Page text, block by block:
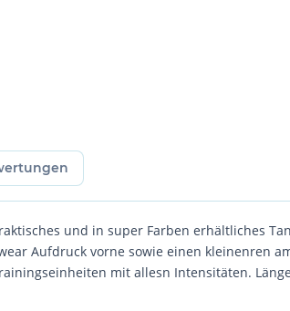
und in super Farben erhältliches
Aufdruck vorne sowie einen kleinenren
mit allesn Intensitäten.